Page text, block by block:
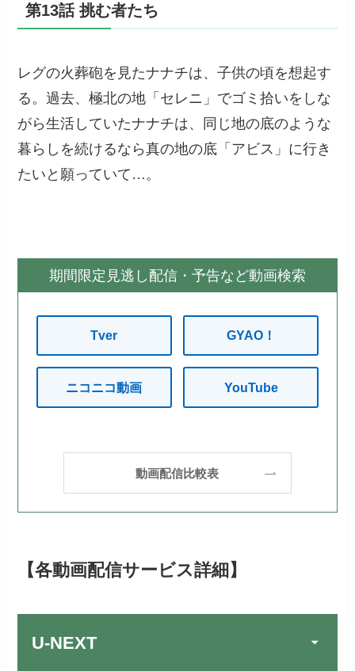
第13話 挑む者たち
レグの火葬砲を見たナナチは、子供の頃を想起す
る。過去、極北の地「セレニ」でゴミ拾いをしな
がら生活していたナナチは、同じ地の底のような
暮らしを続けるなら真の地の底「アビス」に行き
たいと願っていて…。
期間限定見逃し配信・予告など動画検索
Tver GYAO！
ニコニコ動画 YouTube
動画配信比較表
【各動画配信サービス詳細】
U-NEXT